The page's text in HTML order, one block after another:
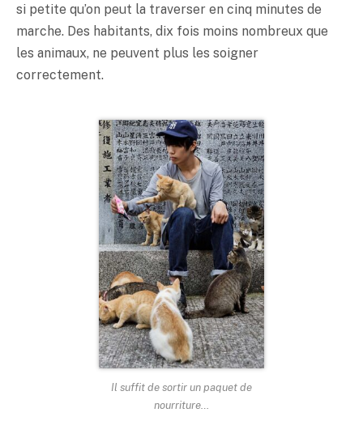
si petite qu’on peut la traverser en cinq minutes de
marche. Des habitants, dix fois moins nombreux que
les animaux, ne peuvent plus les soigner
correctement.
Il suffit de sortir un paquet de
nourriture…